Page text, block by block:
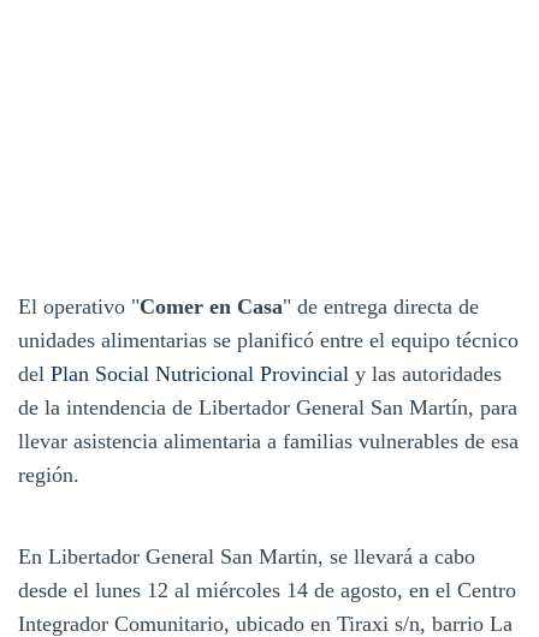
El operativo "Comer en Casa" de entrega directa de
unidades alimentarias se planificó entre el equipo técnico
del Plan Social Nutricional Provincial y las autoridades
de la intendencia de Libertador General San Martín, para
llevar asistencia alimentaria a familias vulnerables de esa
región.
En Libertador General San Martin, se llevará a cabo
desde el lunes 12 al miércoles 14 de agosto, en el Centro
Integrador Comunitario, ubicado en Tiraxi s/n, barrio La